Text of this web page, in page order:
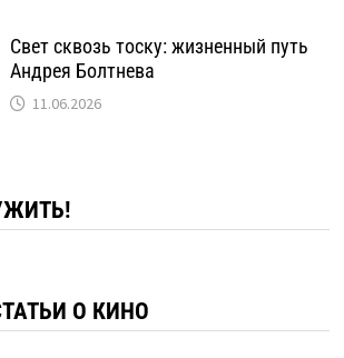
Свет сквозь тоску: жизненный путь
Андрея Болтнева
11.06.2026
О КИНО